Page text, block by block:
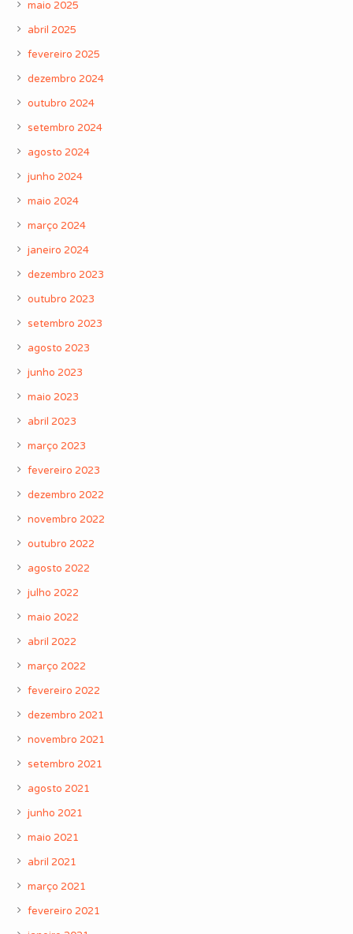
maio 2025
abril 2025
fevereiro 2025
dezembro 2024
outubro 2024
setembro 2024
agosto 2024
junho 2024
maio 2024
março 2024
janeiro 2024
dezembro 2023
outubro 2023
setembro 2023
agosto 2023
junho 2023
maio 2023
abril 2023
março 2023
fevereiro 2023
dezembro 2022
novembro 2022
outubro 2022
agosto 2022
julho 2022
maio 2022
abril 2022
março 2022
fevereiro 2022
dezembro 2021
novembro 2021
setembro 2021
agosto 2021
junho 2021
maio 2021
abril 2021
março 2021
fevereiro 2021